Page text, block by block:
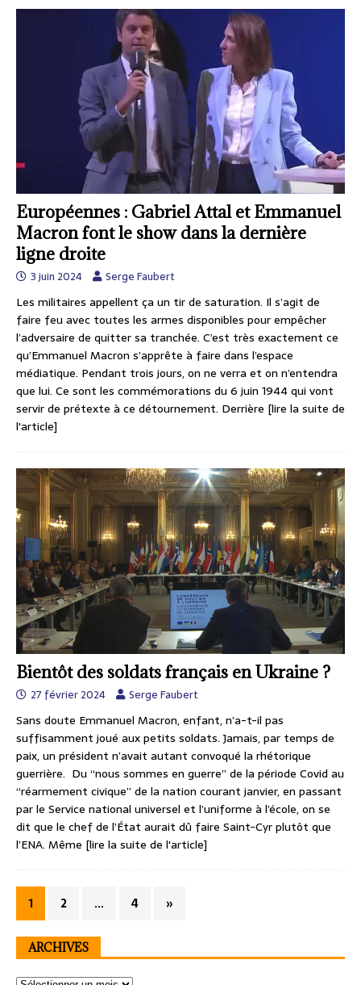
Européennes : Gabriel Attal et Emmanuel
Macron font le show dans la dernière
ligne droite
3 juin 2024 Serge Faubert
Les militaires appellent ça un tir de saturation. Il s’agit de
faire feu avec toutes les armes disponibles pour empêcher
l’adversaire de quitter sa tranchée. C’est très exactement ce
qu’Emmanuel Macron s’apprête à faire dans l’espace
médiatique. Pendant trois jours, on ne verra et on n’entendra
que lui. Ce sont les commémorations du 6 juin 1944 qui vont
servir de prétexte à ce détournement. Derrière [lire la suite de
l'article]
Bientôt des soldats français en Ukraine ?
27 février 2024 Serge Faubert
Sans doute Emmanuel Macron, enfant, n’a-t-il pas
suffisamment joué aux petits soldats. Jamais, par temps de
paix, un président n’avait autant convoqué la rhétorique
guerrière. Du “nous sommes en guerre” de la période Covid au
“réarmement civique” de la nation courant janvier, en passant
par le Service national universel et l’uniforme à l’école, on se
dit que le chef de l’État aurait dû faire Saint-Cyr plutôt que
l’ENA. Même [lire la suite de l'article]
1 2 … 4 »
ARCHIVES